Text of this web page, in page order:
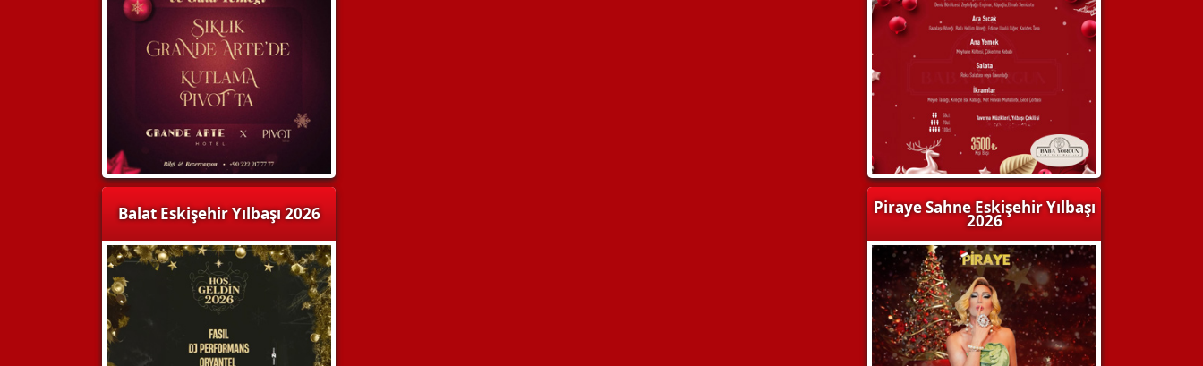
Balat Eskişehir Yılbaşı 2026 Piraye Sahne Eskişehir Yılbaşı
2026